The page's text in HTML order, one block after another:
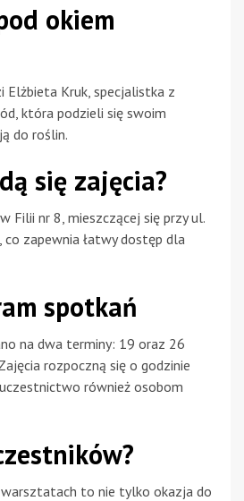
okiem
Elżbieta Kruk, specjalistka z
która podzieli się swoim
do roślin.
się zajęcia?
Filii nr 8, mieszczącej się przy ul.
zapewnia łatwy dostęp dla
spotkań
na dwa terminy: 19 oraz 26
rozpoczną się o godzinie
również osobom
to nie tylko okazja do